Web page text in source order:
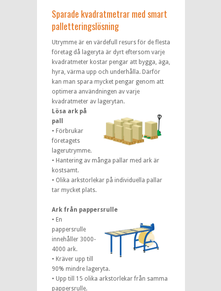
Sparade kvadratmetrar med smart
palletteringslösning
Utrymme är en värdefull resurs för de flesta
företag då lageryta är dyrt eftersom varje
kvadratmeter kostar pengar att bygga, äga,
hyra, värma upp och underhålla. Därför
kan man spara mycket pengar genom att
optimera användningen av varje
kvadratmeter av lagerytan.
Lösa ark på
pall
• Förbrukar
företagets
lagerutrymme.
• Hantering av många pallar med ark är
kostsamt.
• Olika arkstorlekar på individuella pallar
tar mycket plats.
Ark från pappersrulle
• En
pappersrulle
innehåller 3000-
4000 ark.
• Kräver upp till
90% mindre lageryta.
• Upp till 15 olika arkstorlekar från samma
pappersrulle.